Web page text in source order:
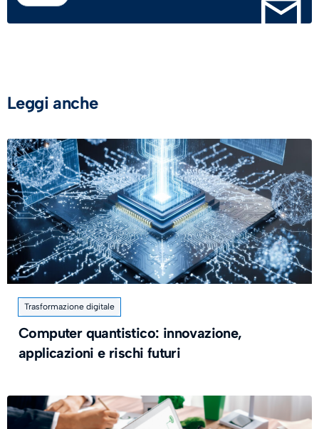
Leggi anche
Trasformazione digitale
Computer quantistico: innovazione,
applicazioni e rischi futuri